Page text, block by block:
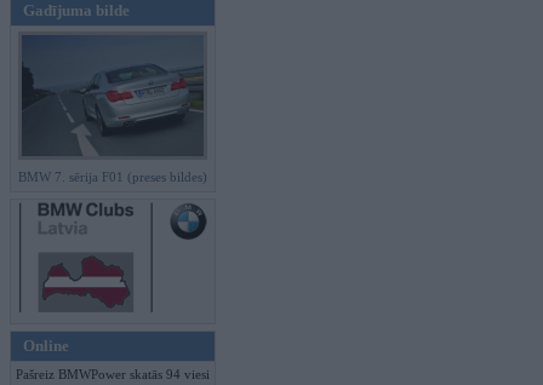
Gadījuma bilde
BMW 7. sērija F01 (preses bildes)
Online
Pašreiz BMWPower skatās 94 viesi